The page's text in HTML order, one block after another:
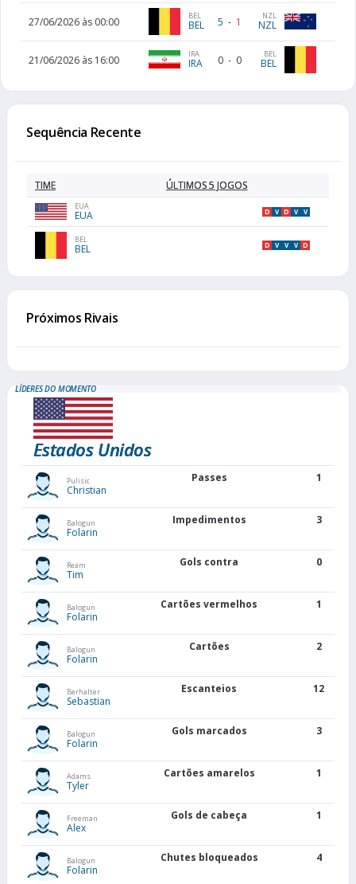
27/06/2026 às 00:00 BEL
BEL 5 - 1 NZL
NZL
21/06/2026 às 16:00 IRA
IRA 0 - 0 BEL
BEL
Sequência Recente
TIME ÚLTIMOS 5 JOGOS
EUA
EUA D V D V V
BEL
BEL D V V V D
Próximos Rivais
LÍDERES DO MOMENTO
Estados Unidos
Pulisic
Christian
Passes 1
Balogun
Folarin
Impedimentos 3
Ream
Tim
Gols contra 0
Balogun
Folarin
Cartões vermelhos 1
Balogun
Folarin
Cartões 2
Berhalter
Sebastian
Escanteios 12
Balogun
Folarin
Gols marcados 3
Adams
Tyler
Cartões amarelos 1
Freeman
Alex
Gols de cabeça 1
Balogun
Folarin
Chutes bloqueados 4